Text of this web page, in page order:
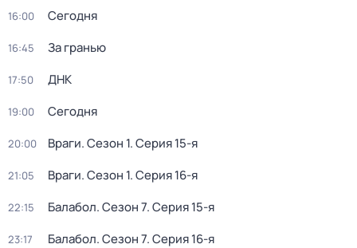
16:00 Сегодня
16:45 За гранью
17:50 ДНК
19:00 Сегодня
20:00 Враги. Сезон 1. Серия 15-я
21:05 Враги. Сезон 1. Серия 16-я
22:15 Балабол. Сезон 7. Серия 15-я
23:17 Балабол. Сезон 7. Серия 16-я